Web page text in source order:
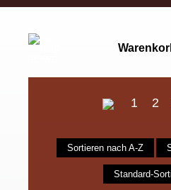
1 2
Sortieren nach A-Z
Standard-